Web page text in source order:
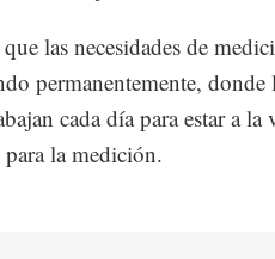
las necesidades de
permanentemente,
cada día para estar a
para la medición.